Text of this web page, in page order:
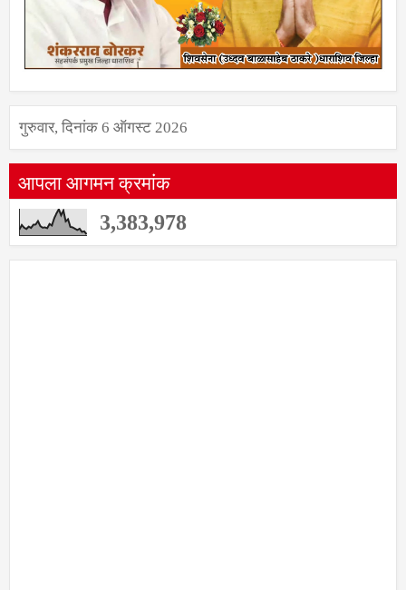
गुरुवार, दिनांक 6 ऑगस्ट 2026
आपला आगमन क्रमांक
3,383,978